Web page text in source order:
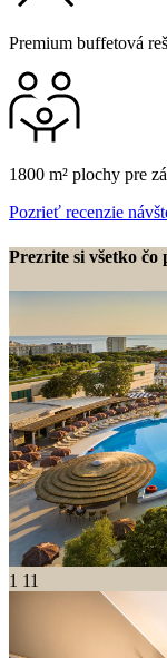
Premium buffetová
1800 m² plochy pre
Pozrieť recenzie
Prezrite si všetko čo
1 11